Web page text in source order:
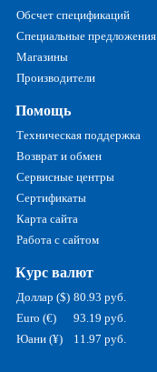
Обсчет спецификаций
Специальные предложения
Магазины
Производители
Помощь
Техническая поддержка
Возврат и обмен
Сервисные центры
Сертификаты
Карта сайта
Работа с сайтом
Курс валют
Доллар ($) 80.93 руб.
Euro (€)
93.19 руб.
Юани (¥)
11.97 руб.